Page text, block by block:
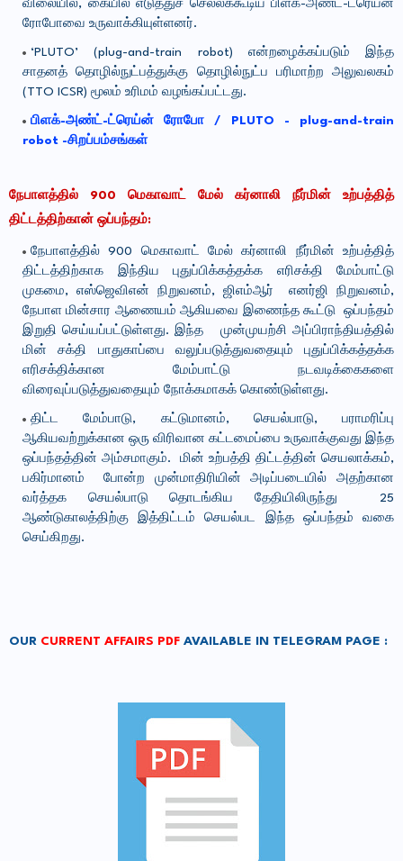
விலையில், கையில் எடுத்துச் செல்லக்கூடிய பிளக்-அண்ட்-ட்ரெய்ன்
ரோபோவை உருவாக்கியுள்ளனர்.
‘PLUTO’ (plug-and-train robot) என்றழைக்கப்படும் இந்த
சாதனத் தொழில்நுட்பத்துக்கு தொழில்நுட்ப பரிமாற்ற அலுவலகம்
(TTO ICSR) மூலம் உரிமம் வழங்கப்பட்டது.
பிளக்-அண்ட்-ட்ரெய்ன் ரோபோ / PLUTO - plug-and-train
robot -சிறப்பம்சங்கள்
நேபாளத்தில் 900 மெகாவாட் மேல் கர்னாலி நீர்மின் உற்பத்தித்
திட்டத்திற்கான் ஒப்பந்தம்:
நேபாளத்தில் 900 மெகாவாட் மேல் கர்னாலி நீர்மின் உற்பத்தித்
திட்டத்திற்காக இந்திய புதுப்பிக்கத்தக்க எரிசக்தி மேம்பாட்டு
முகமை, எஸ்ஜெவிஎன் நிறுவனம், ஜிஎம்ஆர் எனர்ஜி நிறுவனம்,
நேபாள மின்சார ஆணையம் ஆகியவை இணைந்த கூட்டு ஒப்பந்தம்
இறுதி செய்யப்பட்டுள்ளது. இந்த முன்முயற்சி அப்பிராந்தியத்தில்
மின் சக்தி பாதுகாப்பை வலுப்படுத்துவதையும் புதுப்பிக்கத்தக்க
எரிசக்திக்கான மேம்பாட்டு நடவடிக்கைகளை
விரைவுப்படுத்துவதையும் நோக்கமாகக் கொண்டுள்ளது.
திட்ட மேம்பாடு, கட்டுமானம், செயல்பாடு, பராமரிப்பு
ஆகியவற்றுக்கான ஒரு விரிவான கட்டமைப்பை உருவாக்குவது இந்த
ஒப்பந்தத்தின் அம்சமாகும். மின் உற்பத்தி திட்டத்தின் செயலாக்கம்,
பகிர்மானம் போன்ற முன்மாதிரியின் அடிப்படையில் அதற்கான
வர்த்தக செயல்பாடு தொடங்கிய தேதியிலிருந்து 25
ஆண்டுகாலத்திற்கு இத்திட்டம் செயல்பட இந்த ஒப்பந்தம் வகை
செய்கிறது.
OUR CURRENT AFFAIRS PDF AVAILABLE IN TELEGRAM PAGE :